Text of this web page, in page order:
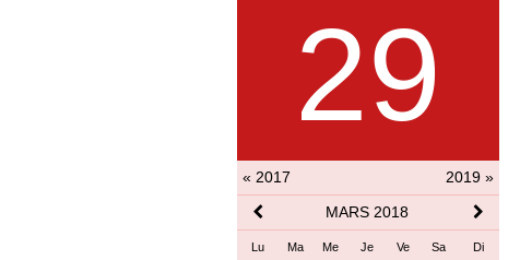
29
« 2017
2019 »
MARS 2018
Lu Ma Me Je Ve Sa Di